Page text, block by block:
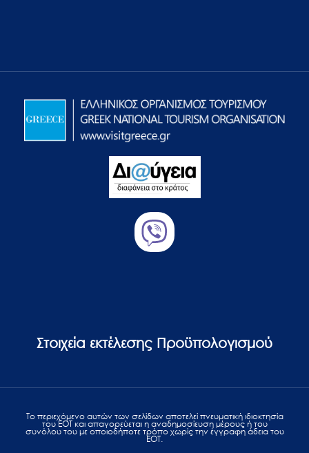
Στοιχεία εκτέλεσης Προϋπολογισμού
Το περιεχόμενο αυτών των σελίδων αποτελεί πvευματική ιδιοκτησία
του ΕΟΤ και απαγορεύεται η αναδημοσίευση μέρους ή του
συνόλου του με οποιοδήποτε τρόπο χωρίς την έγγραφη άδεια του
ΕΟΤ.